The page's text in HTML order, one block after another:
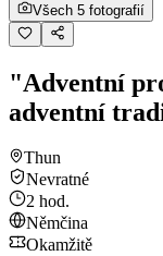
Všech 5 fotografií
"Adventní
adventní
Thun
Nevratné
2 hod.
Němčina
Okamžitě